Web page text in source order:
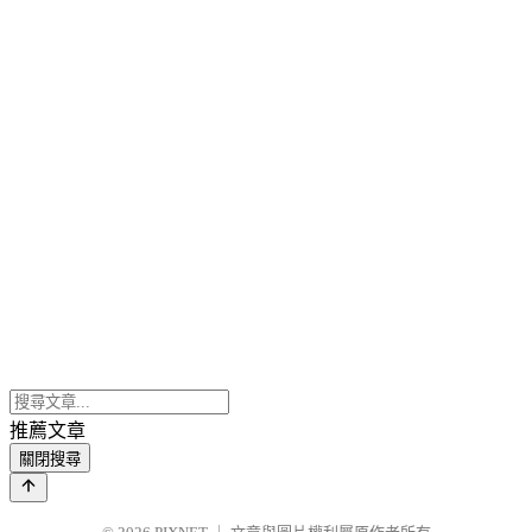
推薦文章
關閉搜尋